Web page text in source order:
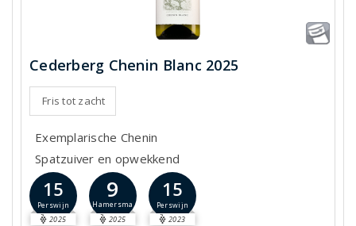
Cederberg Chenin Blanc 2025
Fris tot zacht
Exemplarische Chenin
Spatzuiver en opwekkend
15
Perswijn
2025
9
Hamersma
2025
15
Perswijn
2023